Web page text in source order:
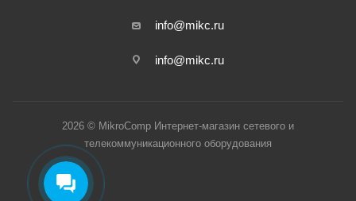
info@mikc.ru
info@mikc.ru
2026 © MikroComp Интернет-магазин сетевого и
телекоммуникационного оборудования